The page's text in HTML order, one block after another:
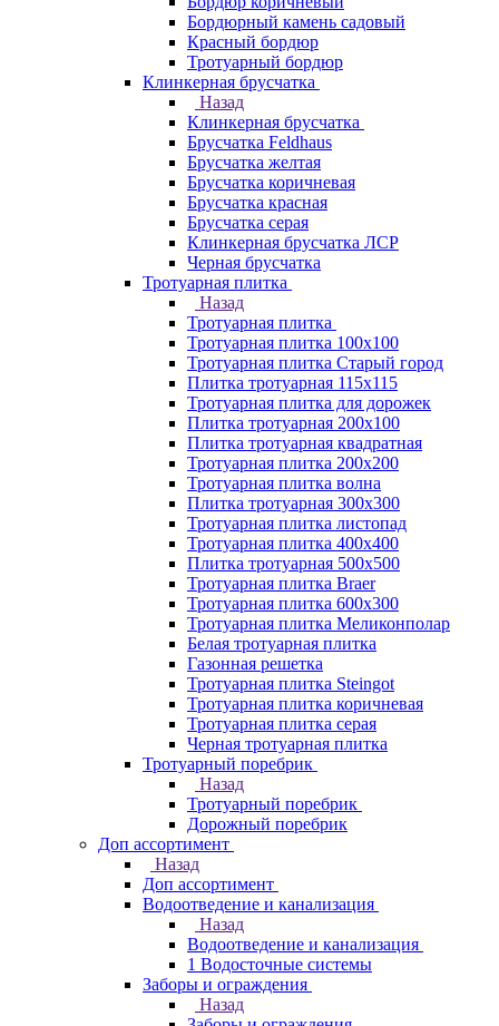
Бордюрный камень садовый
Красный бордюр
Тротуарный бордюр
Клинкерная брусчатка
Назад
Клинкерная брусчатка
Брусчатка Feldhaus
Брусчатка желтая
Брусчатка коричневая
Брусчатка красная
Брусчатка серая
Клинкерная брусчатка ЛСР
Черная брусчатка
Тротуарная плитка
Назад
Тротуарная плитка
Тротуарная плитка 100x100
Тротуарная плитка Старый город
Плитка тротуарная 115x115
Тротуарная плитка для дорожек
Плитка тротуарная 200х100
Плитка тротуарная квадратная
Тротуарная плитка 200х200
Тротуарная плитка волна
Плитка тротуарная 300х300
Тротуарная плитка листопад
Тротуарная плитка 400х400
Плитка тротуарная 500x500
Тротуарная плитка Braer
Тротуарная плитка 600х300
Тротуарная плитка Меликонполар
Белая тротуарная плитка
Газонная решетка
Тротуарная плитка Steingot
Тротуарная плитка коричневая
Тротуарная плитка серая
Черная тротуарная плитка
Тротуарный поребрик
Назад
Тротуарный поребрик
Дорожный поребрик
Доп ассортимент
Назад
Доп ассортимент
Водоотведение и канализация
Назад
Водоотведение и канализация
1 Водосточные системы
Заборы и ограждения
Назад